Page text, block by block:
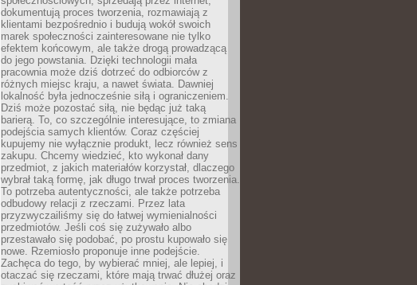
dokumentują proces tworzenia, rozmawiają z
klientami bezpośrednio i budują wokół swoich
marek społeczności zainteresowane nie tylko
efektem końcowym, ale także drogą prowadzącą
do jego powstania. Dzięki technologii mała
pracownia może dziś dotrzeć do odbiorców z
różnych miejsc kraju, a nawet świata. Dawniej
lokalność była jednocześnie siłą i ograniczeniem.
Dziś może pozostać siłą, nie będąc już taką
barierą. To, co szczególnie interesujące, to zmiana
podejścia samych klientów. Coraz częściej
kupujemy nie wyłącznie produkt, lecz również sens
zakupu. Chcemy wiedzieć, kto wykonał dany
przedmiot, z jakich materiałów korzystał, dlaczego
wybrał taką formę, jak długo trwał proces tworzenia.
To potrzeba autentyczności, ale także potrzeba
odbudowy relacji z rzeczami. Przez lata
przyzwyczailiśmy się do łatwej wymienialności
przedmiotów. Jeśli coś się zużywało albo
przestawało się podobać, po prostu kupowało się
nowe. Rzemiosło proponuje inne podejście.
Zachęca do tego, by wybierać mniej, ale lepiej, i
otaczać się rzeczami, które mają trwać dłużej oraz